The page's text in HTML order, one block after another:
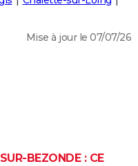
Mise à jour le 07/07/26
BEZONDE : CE